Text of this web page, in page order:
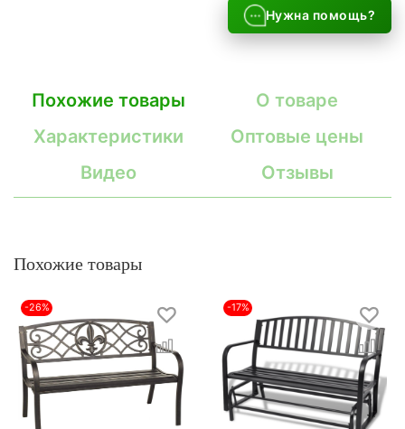
Нужна помощь?
Похожие товары
О товаре
Характеристики
Оптовые цены
Видео
Отзывы
Похожие товары
-26% -17%